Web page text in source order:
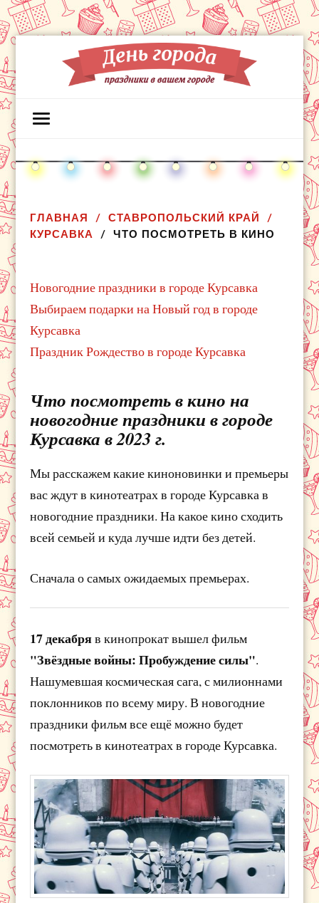
ГЛАВНАЯ
СТАВРОПОЛЬСКИЙ КРАЙ
КУРСАВКА
ЧТО ПОСМОТРЕТЬ В КИНО
Новогодние праздники в городе Курсавка
Выбираем подарки на Новый год в городе
Курсавка
Праздник Рождество в городе Курсавка
Что посмотреть в кино на
новогодние праздники в городе
Курсавка в 2023 г.
Мы расскажем какие киноновинки и премьеры
вас ждут в кинотеатрах в городе Курсавка в
новогодние праздники. На какое кино сходить
всей семьей и куда лучше идти без детей.
Сначала о самых ожидаемых премьерах.
17 декабряв кинопрокат вышел фильм
"Звёздные войны: Пробуждение силы".
Нашумевшая космическая сага, с милионнами
поклонников по всему миру. В новогодние
праздники фильм все ещё можно будет
посмотреть в кинотеатрах в городе Курсавка.